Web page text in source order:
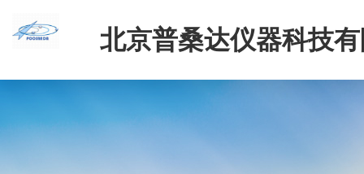
北京普桑达仪器科技